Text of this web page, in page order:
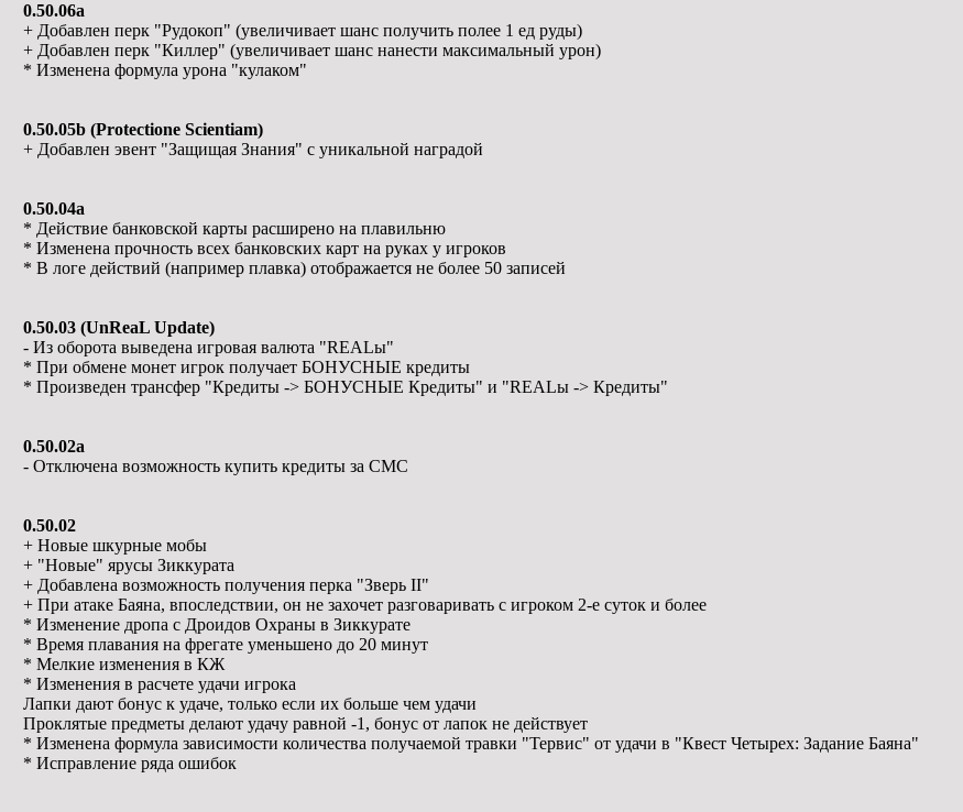
0.50.06a
+ Добавлен перк "Рудокоп" (увеличивает шанс получить полее 1 ед руды)
+ Добавлен перк "Киллер" (увеличивает шанс нанести максимальный урон)
* Изменена формула урона "кулаком"
0.50.05b (Protectione Scientiam)
+ Добавлен эвент "Защищая Знания" с уникальной наградой
0.50.04a
* Действие банковской карты расширено на плавильню
* Изменена прочность всех банковских карт на руках у игроков
* В логе действий (например плавка) отображается не более 50 записей
0.50.03 (UnReaL Update)
- Из оборота выведена игровая валюта "REALы"
* При обмене монет игрок получает БОНУСНЫЕ кредиты
* Произведен трансфер "Кредиты -> БОНУСНЫЕ Кредиты" и "REALы -> Кредиты"
0.50.02a
- Отключена возможность купить кредиты за СМС
0.50.02
+ Новые шкурные мобы
+ "Новые" ярусы Зиккурата
+ Добавлена возможность получения перка "Зверь II"
+ При атаке Баяна, впоследствии, он не захочет разговаривать с игроком 2-е суток и более
* Изменение дропа с Дроидов Охраны в Зиккурате
* Время плавания на фрегате уменьшено до 20 минут
* Мелкие изменения в КЖ
* Изменения в расчете удачи игрока
Лапки дают бонус к удаче, только если их больше чем удачи
Проклятые предметы делают удачу равной -1, бонус от лапок не действует
* Изменена формула зависимости количества получаемой травки "Тервис" от удачи в "Квест Четырех: Задание Баяна"
* Исправление ряда ошибок